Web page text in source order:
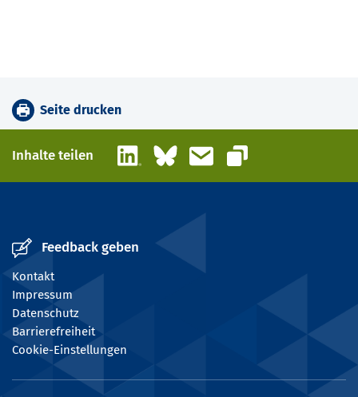
Seite drucken
Inhalte teilen LinkedInBlueskyE-Mail
Link kopieren
Feedback geben
Kontakt
Impressum
Datenschutz
Barrierefreiheit
Cookie-Einstellungen